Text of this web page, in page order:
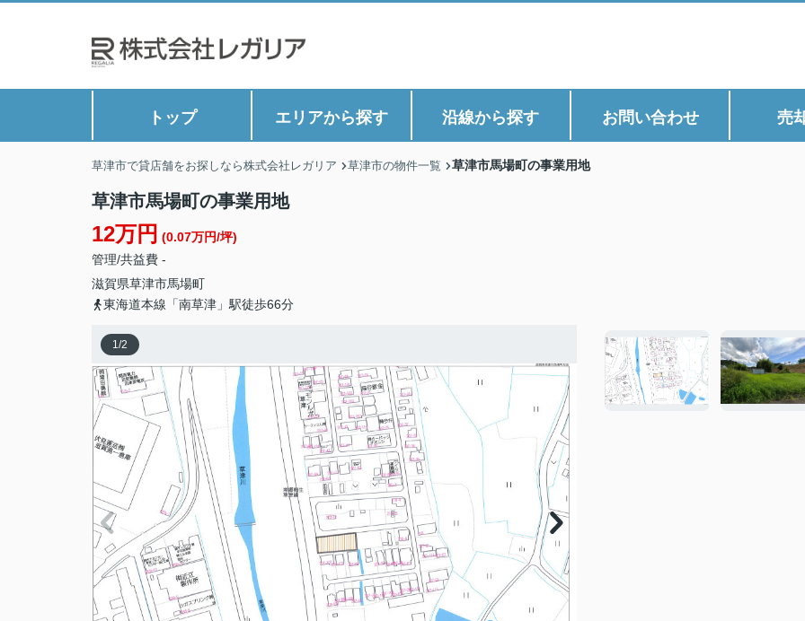
トップ エリアから探す 沿線から探す お問い合わせ 売
草津市で貸店舗をお探しなら株式会社レガリア 草津市の物件一覧 草津市馬場町の事業用地
草津市馬場町の事業用地
12万円 (0.07万円/坪)
管理/共益費 -
滋賀県草津市馬場町
東海道本線「南草津」駅徒歩66分
1/2